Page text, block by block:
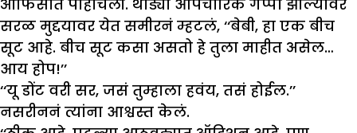
ऑफिसात पोहोचली. थोड्या औपचारिक गप्पा झाल्यावर
सरळ मुद्दयावर येत समीरनं म्हटलं, ‘‘बेबी, हा एक बीच
सूट आहे. बीच सूट कसा असतो हे तुला माहीत असेल…
आय होप!’’
‘‘यू डोंट वरी सर, जसं तुम्हाला हवंय, तसं होईल.’’
नसरीननं त्यांना आश्वस्त केलं.